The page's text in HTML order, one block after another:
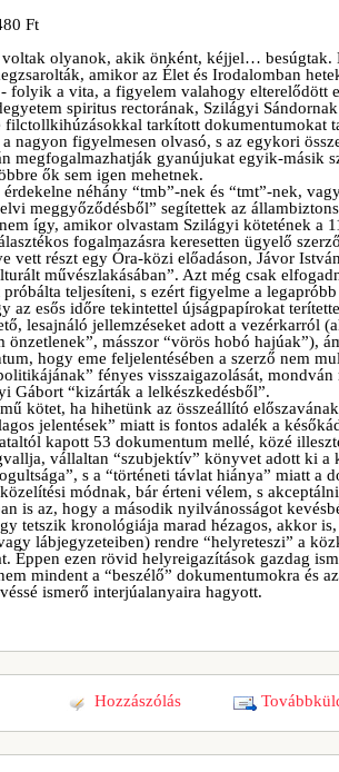
Ft
olyanok, akik önként, kéjjel… besúgtak.
amikor az Élet és Irodalomban
folyik a vita, a figyelem valahogy elterelődött
spiritus rectorának, Szilágyi
tarkított dokumentumokat
nagyon figyelmesen olvasó, s az egykori
megfogalmazhatják gyanújukat egyik-másik
ők sem igen mehetnek.
néhány “tmb”-nek és “tmt”-nek,
meggyőződésből” segítettek az
így, amikor olvastam Szilágyi kötetének a
fogalmazásra keresetten ügyelő
vett részt egy Óra-közi előadáson, Jávor
művészlakásában”. Azt még csak
teljesíteni, s ezért figyelme a
az esős időre tekintettel újságpapírokat
lesajnáló jellemzéseket adott a vezérkarról
másszor “vörös hobó hajúak”),
hogy eme feljelentésében a szerző nem
fényes visszaigazolását, mondván
Gábort “kizárták a lelkészkedésből”.
kötet, ha hihetünk az összeállító
jelentések” miatt is fontos adalék a
kapott 53 dokumentum mellé, közé
vállaltan “szubjektív” könyvet adott ki a
s a “történeti távlat hiánya” miatt a
módnak, bár érteni vélem, s
is az, hogy a második nyilvánosságot
tetszik kronológiája marad hézagos, akkor
lábjegyzeteiben) rendre “helyreteszi” a
Éppen ezen rövid helyreigazítások gazdag
mindent a “beszélő” dokumentumokra és
ismerő interjúalanyaira hagyott.
Hozzászólás